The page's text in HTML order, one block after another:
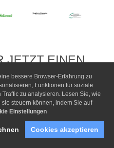
JETZT EINEN
PLATZ...
zum online
bessere Browser-Erfahrung zu
Funktionen für soziale
zu analysieren. Lesen Sie, wie
steuern können, indem Sie auf
Einstellungen
Cookies akzeptieren